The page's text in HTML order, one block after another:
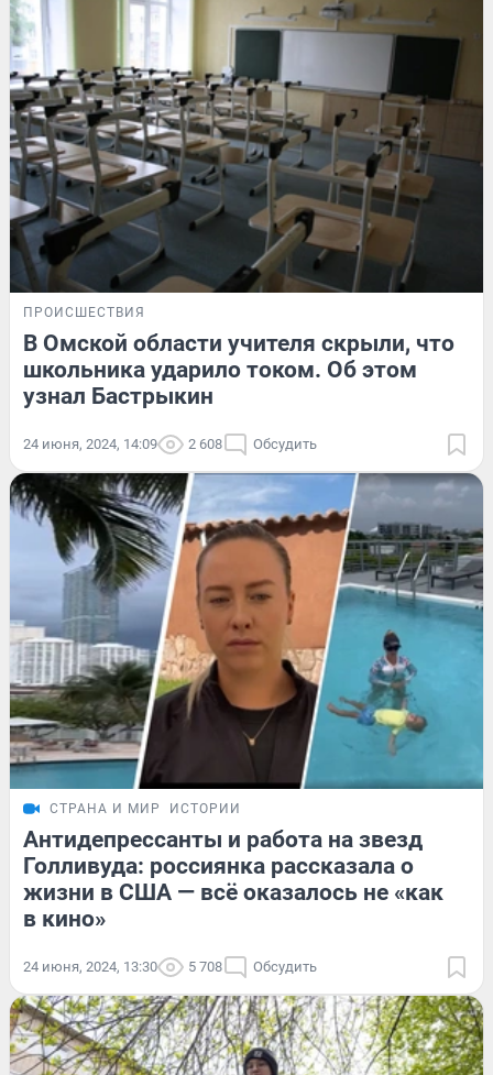
ПРОИСШЕСТВИЯ
В Омской области учителя скрыли, что
школьника ударило током. Об этом
узнал Бастрыкин
24 июня, 2024, 14:09 2 608 Обсудить
СТРАНА И МИР ИСТОРИИ
Антидепрессанты и работа на звезд
Голливуда: россиянка рассказала о
жизни в США — всё оказалось не «как
в кино»
24 июня, 2024, 13:30 5 708 Обсудить